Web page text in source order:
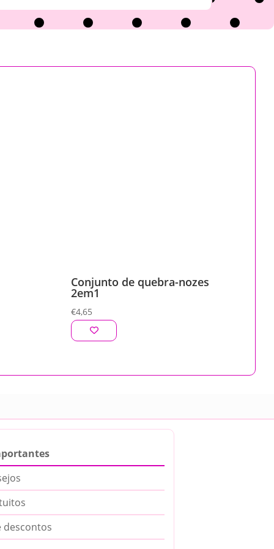
Conjunto de quebra-nozes
2em1
€4,65
descontos